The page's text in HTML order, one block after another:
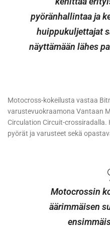
pyöränhallintaa ja
huippukuljettajat
näyttämään lähes
Motocross-kokeilusta vastaa
varustevuokraamona Vantaan
Circulation Circuit-
pyörät ja varusteet sekä
Motocrossin
äärimmäisen